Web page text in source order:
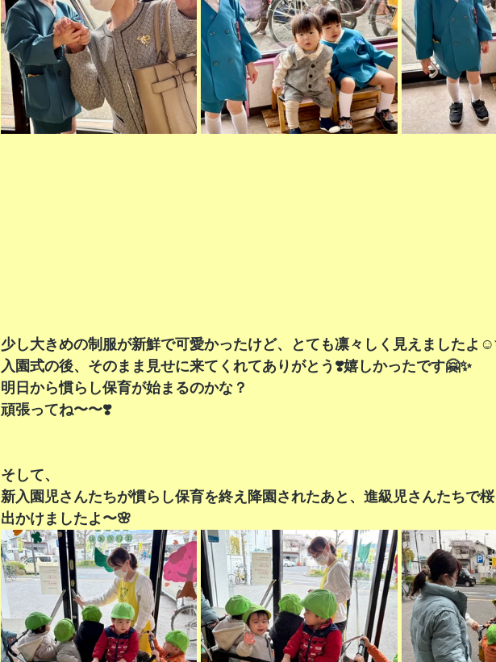
少し大きめの制服が新鮮で可愛かったけど、とても凛々しく見えましたよ
入園式の後、そのまま見せに来てくれてありがとう❣️嬉しかったです🤗✨
明日から慣らし保育が始まるのかな？
頑張ってね〜〜❣️
そして、
新入園児さんたちが慣らし保育を終え降園されたあと、進級児さんたちで
出かけましたよ〜🌸